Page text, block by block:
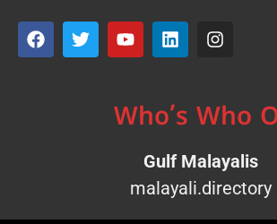
Who’s Who
Gulf Malayalis
malayali.directory